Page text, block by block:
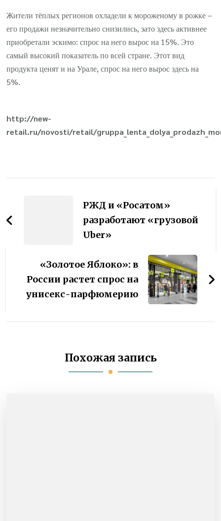
Жители тёплых регионов охладели к мороженому в рожке –
его продажи незначительно снизились, зато здесь активнее
приобретали эскимо: спрос на него вырос на 15%. Это
самый высокий показатель по всей стране. Этот вид
продукта ценят и на Урале, спрос на него вырос здесь на
5%.
http://new-
retail.ru/novosti/retail/
записям
РЖД и «Росатом»
разработают «грузовой
Uber»
«Золотое Яблоко»: в
России растет спрос на
унисекс-парфюмерию
Похожая запись